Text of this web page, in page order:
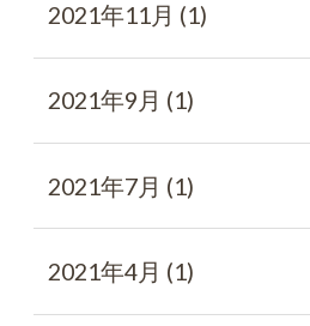
2021年11月 (1)
2021年9月 (1)
2021年7月 (1)
2021年4月 (1)